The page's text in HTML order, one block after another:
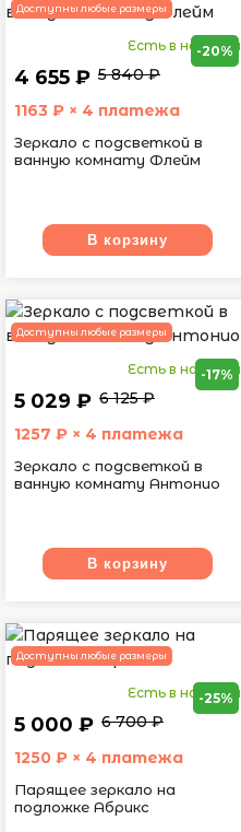
Доступны любые размеры
Есть в наличии
4 655 ₽ 5 840 ₽
-20%
1163 ₽ × 4 платежа
Зеркало с подсветкой в
ванную комнату Флейм
В корзину
Доступны любые размеры
Есть в наличии
5 029 ₽ 6 125 ₽
-17%
1257 ₽ × 4 платежа
Зеркало с подсветкой в
ванную комнату Антонио
В корзину
Доступны любые размеры
Есть в наличии
5 000 ₽ 6 700 ₽
-25%
1250 ₽ × 4 платежа
Парящее зеркало на
подложке Абрикс